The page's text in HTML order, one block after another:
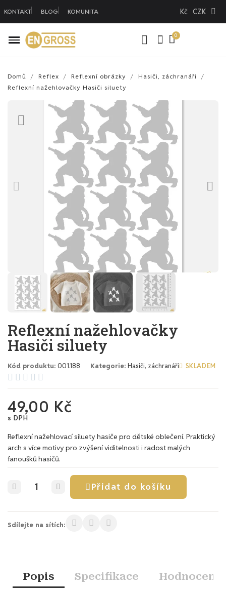
KONTAKT BLOG KOMUNITA Kč CZK
Domů Reflex Reflexní obrázky
Hasiči, záchranáři
Reflexní nažehlovačky Hasiči siluety
Reflexní nažehlovačky
Hasiči siluety
Kód produktu 001.188 Kategorie Hasiči, záchranáři SKLADEM
    
49,00 Kč
s DPH
Reflexní nažehlovací siluety hasiče pro dětské oblečení. Praktický
arch s více motivy pro zvýšení viditelnosti i radost malých
fanoušků hasičů.
Přidat do košíku
Sdílejte na sítích:
Popis Specifikace Hodnocení